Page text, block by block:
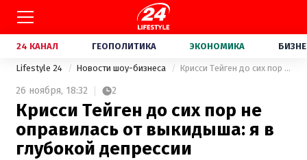
24 КАНАЛ ГЕОПОЛИТИКА ЭКОНОМИКА
Lifestyle 24 Новости шоу-бизнеса Крисси Тейген до сих пор не оправилась от выкидыша: я в глубокой депрессии
26 ноября, 18:32 2
Крисси Тейген до сих пор не
оправилась от выкидыша: я в
глубокой депрессии